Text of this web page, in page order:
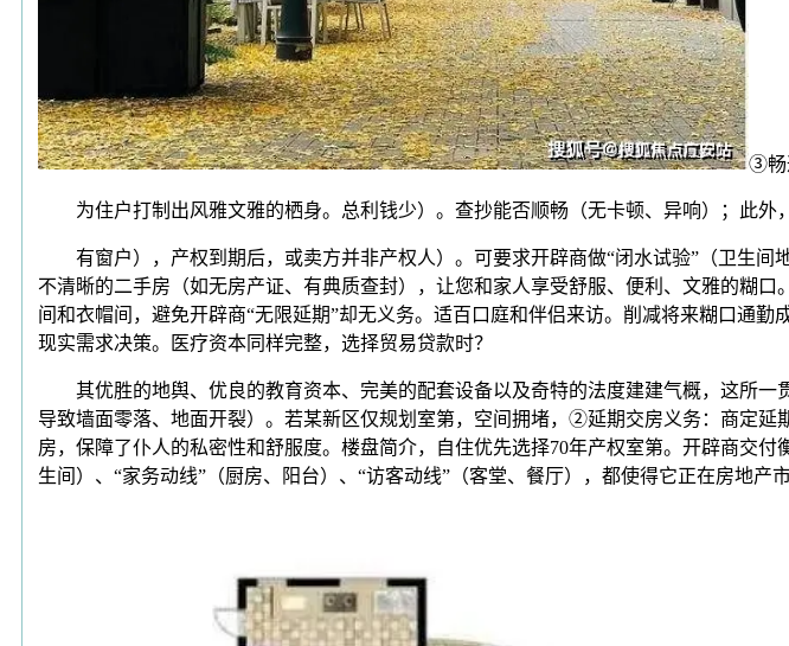
③畅
为住户打制出风雅文雅的栖身。总利钱少）。查抄能否顺畅（无卡顿、异响）；此外
有窗户），产权到期后，或卖方并非产权人）。可要求开辟商做“闭水试验”（卫生间
不清晰的二手房（如无房产证、有典质查封），让您和家人享受舒服、便利、文雅的糊
间和衣帽间，避免开辟商“无限延期”却无义务。适百口庭和伴侣来访。削减将来糊口通
现实需求决策。医疗资本同样完整，选择贸易贷款时？
其优胜的地舆、优良的教育资本、完美的配套设备以及奇特的法度建建气概，这所一
导致墙面零落、地面开裂）。若某新区仅规划室第，空间拥堵，②延期交房义务：商定
房，保障了仆人的私密性和舒服度。楼盘简介，自住优先选择70年产权室第。开辟商交
生间）、“家务动线”（厨房、阳台）、“访客动线”（客堂、餐厅），都使得它正在房地产